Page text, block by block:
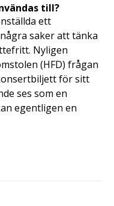
till?
ett
saker att tänka
Nyligen
(HFD) frågan
för sitt
ses som en
egentligen en